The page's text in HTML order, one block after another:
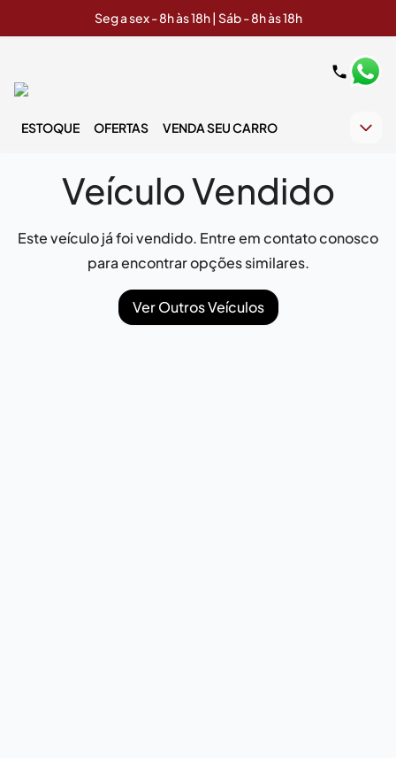
Seg a sex - 8h às 18h | Sáb - 8h às 18h
ESTOQUE OFERTAS VENDA SEU CARRO
Veículo Vendido
Este veículo já foi vendido. Entre em contato conosco
para encontrar opções similares.
Ver Outros Veículos